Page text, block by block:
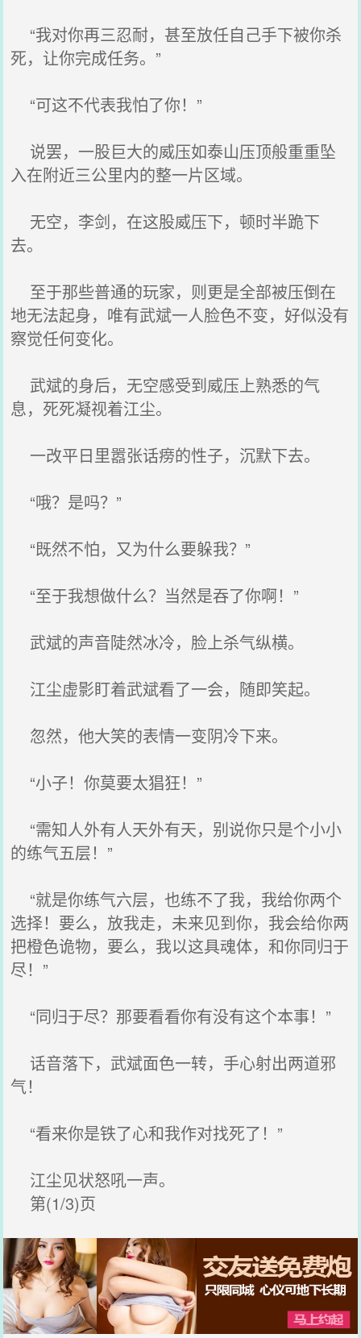
“我对你再三忍耐，甚至放任自己手下被你杀
死，让你完成任务。”
“可这不代表我怕了你！”
说罢，一股巨大的威压如泰山压顶般重重坠
入在附近三公里内的整一片区域。
无空，李剑，在这股威压下，顿时半跪下
去。
至于那些普通的玩家，则更是全部被压倒在
地无法起身，唯有武斌一人脸色不变，好似没有
察觉任何变化。
武斌的身后，无空感受到威压上熟悉的气
息，死死凝视着江尘。
一改平日里嚣张话痨的性子，沉默下去。
“哦？是吗？”
“既然不怕，又为什么要躲我？”
“至于我想做什么？当然是吞了你啊！”
武斌的声音陡然冰冷，脸上杀气纵横。
江尘虚影盯着武斌看了一会，随即笑起。
忽然，他大笑的表情一变阴冷下来。
“小子！你莫要太猖狂！”
“需知人外有人天外有天，别说你只是个小小
的练气五层！”
“就是你练气六层，也练不了我，我给你两个
选择！要么，放我走，未来见到你，我会给你两
把橙色诡物，要么，我以这具魂体，和你同归于
尽！”
“同归于尽？那要看看你有没有这个本事！”
话音落下，武斌面色一转，手心射出两道邪
气！
“看来你是铁了心和我作对找死了！”
江尘见状怒吼一声。
第(1/3)页